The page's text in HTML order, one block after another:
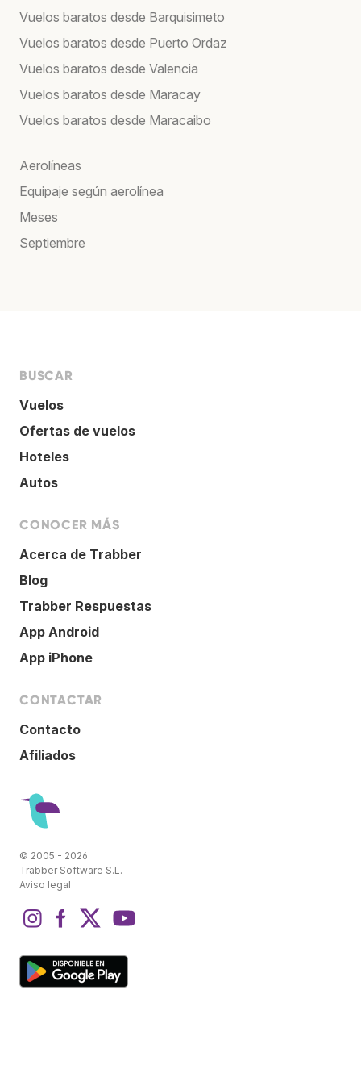
Vuelos baratos desde Barquisimeto
Vuelos baratos desde Puerto Ordaz
Vuelos baratos desde Valencia
Vuelos baratos desde Maracay
Vuelos baratos desde Maracaibo
Aerolíneas
Equipaje según aerolínea
Meses
Septiembre
BUSCAR
Vuelos
Ofertas de vuelos
Hoteles
Autos
CONOCER MÁS
Acerca de Trabber
Blog
Trabber Respuestas
App Android
App iPhone
CONTACTAR
Contacto
Afiliados
© 2005 - 2026
Trabber Software S.L.
Aviso legal